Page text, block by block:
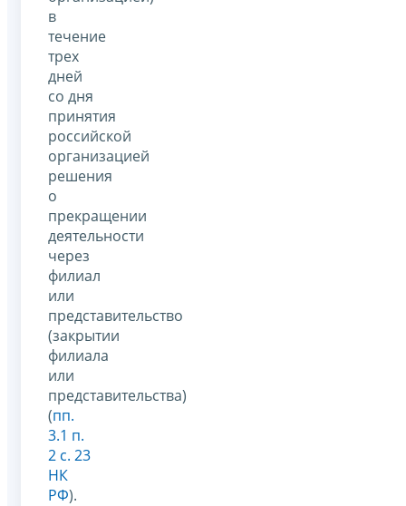
в
течение
трех
дней
со дня
принятия
российской
организацией
решения
о
прекращении
деятельности
через
филиал
или
представительство
(закрытии
филиала
или
представительства)
(пп.
3.1 п.
2 с. 23
НК
РФ).